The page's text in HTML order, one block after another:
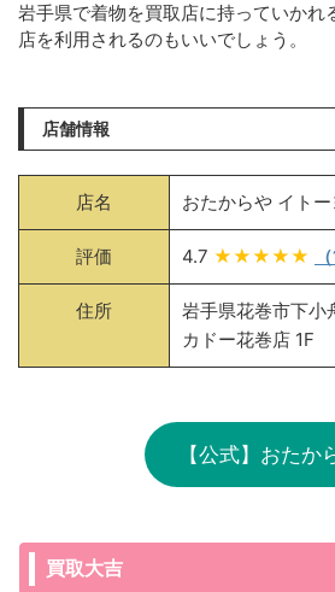
岩手県で着物を買取店に持っていかれ
店を利用されるのもいいでしょう。
店舗情報
店名 おたからや イト
評価 4.7 ★★★★★
住所
岩手県花巻市下小
カドー花巻店 1F
【公式】おたか
買取大吉